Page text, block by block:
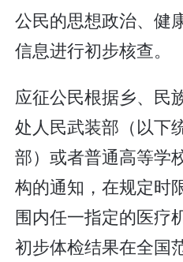
公民的思想政治、健
信息进行初步核查。
应征公民根据乡、民
处人民武装部（以下
部）或者普通高等学
构的通知，在规定时
围内任一指定的医疗
初步体检结果在全国